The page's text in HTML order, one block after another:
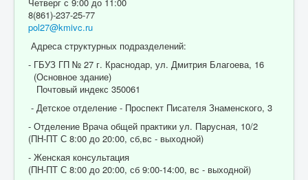
8(861)-237-25-77
pol27@kmivc.ru
Адреса структурных подразделений:
- ГБУЗ ГП № 27 г. Краснодар, ул. Дмитрия Благоева, 16
(Основное здание)
Почтовый индекс 350061
- Детское отделение - Проспект Писателя Знаменского, 3
- Отделение Врача общей практики ул. Парусная, 10/2
(ПН-ПТ С 8:00 до 20:00, сб,вс - выходной)
- Женская консультация
(ПН-ПТ С 8:00 до 20:00, сб 9:00-14:00, вс - выходной)